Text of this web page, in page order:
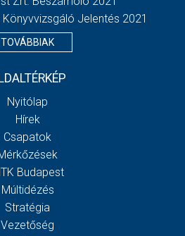
Jelentés 2021
TOVÁBBIAK
Nyitólap
Hírek
Csapatok
Budapest
Múltidézés
Stratégia
Vezetőség